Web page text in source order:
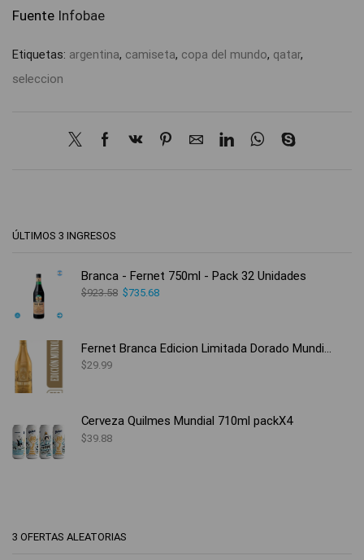
Fuente Infobae
Etiquetas: argentina, camiseta, copa del mundo, qatar,
seleccion
ÚLTIMOS 3 INGRESOS
Branca - Fernet 750ml - Pack 32 Unidades
$923.58 $735.68
Fernet Branca Edicion Limitada Dorado Mundial
$29.99
Cerveza Quilmes Mundial 710ml packX4
$39.88
3 OFERTAS ALEATORIAS